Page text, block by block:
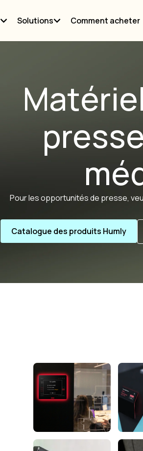
Solutions Comment acheter
Pour les opportunités de presse,
Catalogue des produits Humly